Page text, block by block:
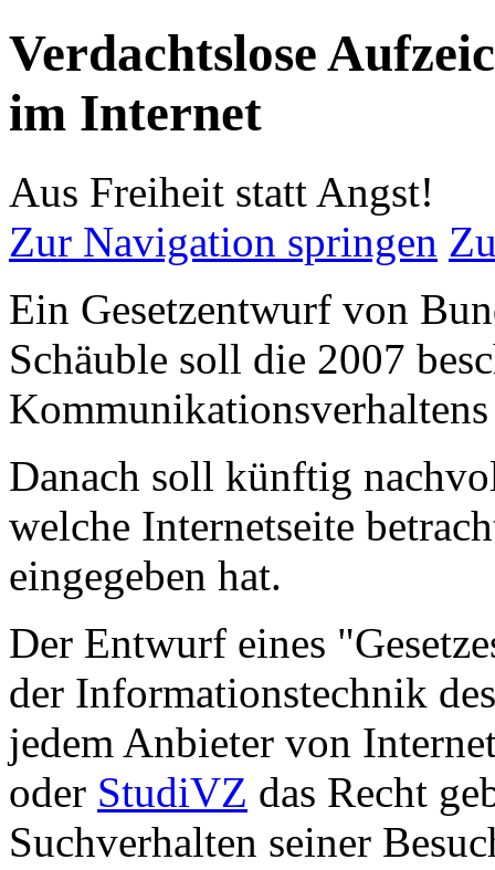
Verdachtslose
im Internet
Aus Freiheit statt Angst!
Zur Navigation springen
Ein Gesetzentwurf von
Schäuble soll die 2007
Danach soll künftig
welche Internetseite
eingegeben hat.
Der Entwurf eines
der Informationstechnik
jedem Anbieter von
oder StudiVZ das Recht
Suchverhalten seiner